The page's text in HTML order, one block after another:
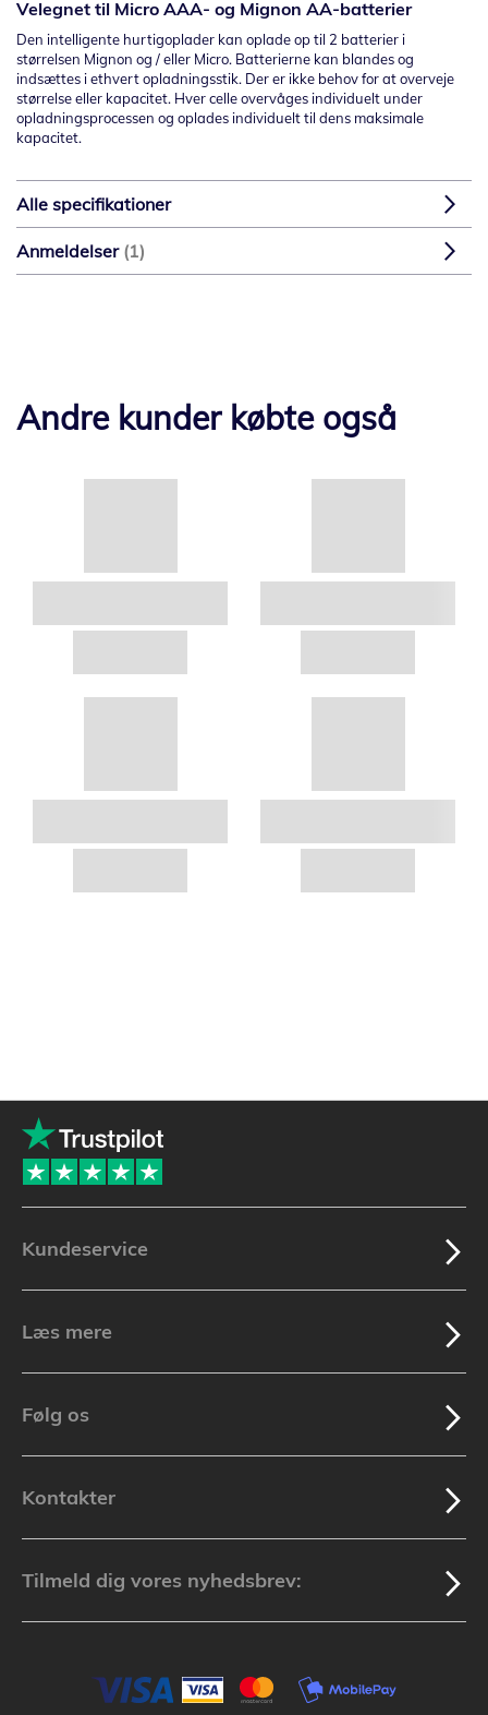
Velegnet til Micro AAA- og Mignon AA-batterier
Den intelligente hurtigoplader kan oplade op til 2 batterier i
størrelsen Mignon og / eller Micro. Batterierne kan blandes og
indsættes i ethvert opladningsstik. Der er ikke behov for at overveje
størrelse eller kapacitet. Hver celle overvåges individuelt under
opladningsprocessen og oplades individuelt til dens maksimale
kapacitet.
Alle specifikationer
Anmeldelser 1
Andre kunder købte også
Kundeservice
Læs mere
Følg os
Kontakter
Tilmeld dig vores nyhedsbrev: